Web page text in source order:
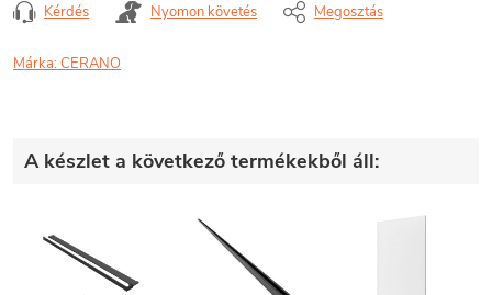
Kérdés Nyomon követés Megosztás
Márka:CERANO
A készlet a következő termékekből áll: